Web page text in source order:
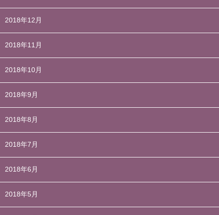
2018年12月
2018年11月
2018年10月
2018年9月
2018年8月
2018年7月
2018年6月
2018年5月